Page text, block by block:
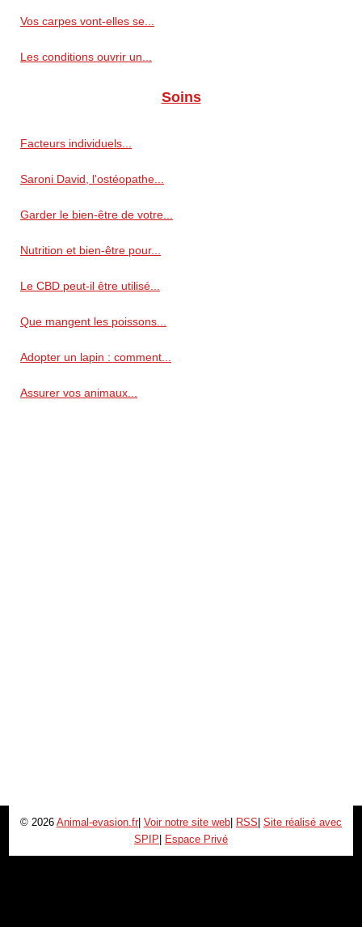
Vos carpes vont-elles se...
Les conditions ouvrir un...
Soins
Facteurs individuels...
Saroni David, l'ostéopathe...
Garder le bien-être de votre...
Nutrition et bien-être pour...
Le CBD peut-il être utilisé...
Que mangent les poissons...
Adopter un lapin : comment...
Assurer vos animaux...
© 2026 Animal-evasion.fr| Voir notre site web| RSS| Site réalisé avec
SPIP| Espace Privé